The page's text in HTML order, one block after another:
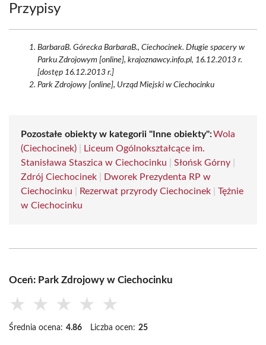
Przypisy
BarbaraB. Górecka BarbaraB., Ciechocinek. Długie spacery w
Parku Zdrojowym [online], krajoznawcy.info.pl, 16.12.2013 r.
[dostęp 16.12.2013 r.]
Park Zdrojowy [online], Urząd Miejski w Ciechocinku
Pozostałe obiekty w kategorii "Inne obiekty":Wola
(Ciechocinek)
Liceum Ogólnokształcące im.
Stanisława Staszica w Ciechocinku
Słońsk Górny
Zdrój Ciechocinek
Dworek Prezydenta RP w
Ciechocinku
Rezerwat przyrody Ciechocinek
Tężnie
w Ciechocinku
Oceń: Park Zdrojowy w Ciechocinku
★ ★ ★ ★ ★
Średnia ocena: 4.86 Liczba ocen: 25